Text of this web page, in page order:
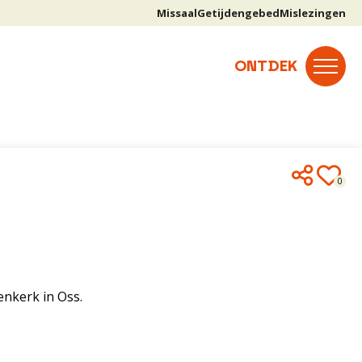
MissaalGetijdengebedMislezingen
0
in Oss.